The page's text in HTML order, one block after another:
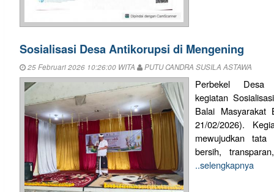
Sosialisasi Desa Antikorupsi di Mengening
25 Februari 2026 10:26:00 WITA PUTU CANDRA SUSILA ASTAWA
Perbekel Desa
kegiatan
Balai
21/02/2026).
mewujudkan
bersih,
..selengkapnya